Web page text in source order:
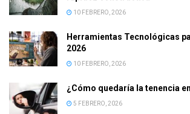
10 FEBRERO, 2026
Herramientas Tecnológicas
2026
10 FEBRERO, 2026
¿Cómo quedaría la tenencia
5 FEBRERO, 2026